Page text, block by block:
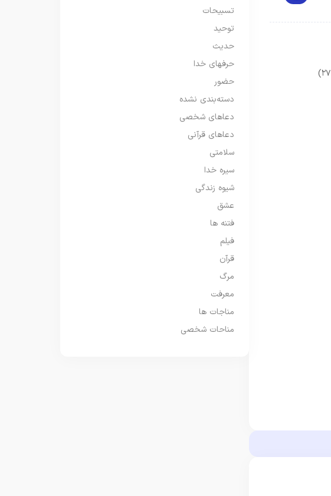
تسبیحات
توحید
حدیث
حرفهای خدا
حضور
دسته‌بندی نشده
دعاهای شخصی
دعاهای قرآنی
سلامتی
سیره خدا
شیوه زندگی
عشق
فتنه ها
فیلم
قرآن
مرگ
معرفت
مناجات ها
مناحات شخصی